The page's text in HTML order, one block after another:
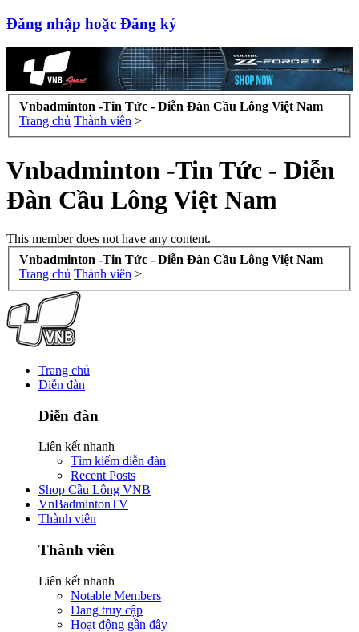
Đăng nhập hoặc Đăng ký
Vnbadminton -Tin Tức - Diễn Đàn Cầu Lông Việt Nam
Trang chủ Thành viên >
Vnbadminton -Tin Tức - Diễn
Đàn Cầu Lông Việt Nam
This member does not have any content.
Vnbadminton -Tin Tức - Diễn Đàn Cầu Lông Việt Nam
Trang chủ Thành viên >
Trang chủ
Diễn đàn
Diễn đàn
Liên kết nhanh
Tìm kiếm diễn đàn
Recent Posts
Shop Cầu Lông VNB
VnBadmintonTV
Thành viên
Thành viên
Liên kết nhanh
Notable Members
Đang truy cập
Hoạt động gần đây